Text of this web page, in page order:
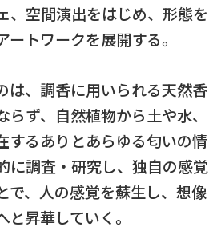
、空間演出をはじめ、形態を
トワークを展開する。
は、調香に用いられる天然香
ず、自然植物から土や水、
するありとあらゆる匂いの情
に調査・研究し、独自の感覚
で、人の感覚を蘇生し、想像
昇華していく。